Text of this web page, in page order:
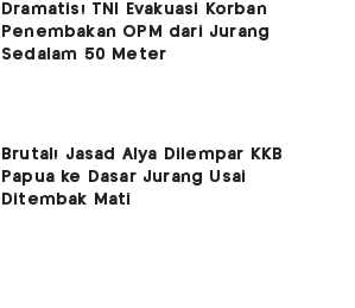
Dramatis! TNI Evakuasi Korban
Penembakan OPM dari Jurang
Sedalam 50 Meter
Brutal! Jasad Alya Dilempar KKB
Papua ke Dasar Jurang Usai
Ditembak Mati